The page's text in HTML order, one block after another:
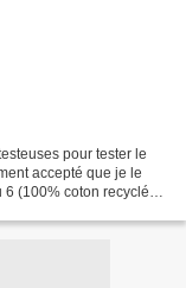
pour tester le
accepté que je le
(100% coton recyclé),